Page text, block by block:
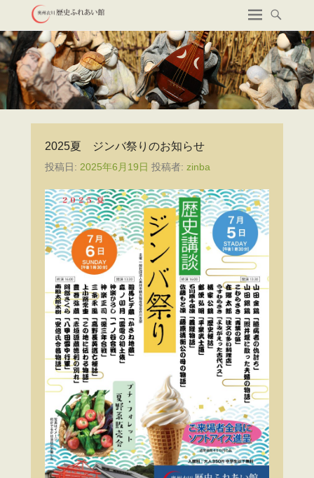
2025夏 ジンバ祭りのお知らせ
投稿日: 2025年6月19日 投稿者: zinba